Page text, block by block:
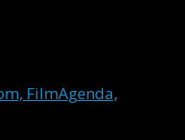
FilmAgenda,